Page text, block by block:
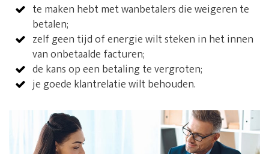
te maken hebt met wanbetalers die weigeren te
betalen;
zelf geen tijd of energie wilt steken in het innen
van onbetaalde facturen;
de kans op een betaling te vergroten;
je goede klantrelatie wilt behouden.